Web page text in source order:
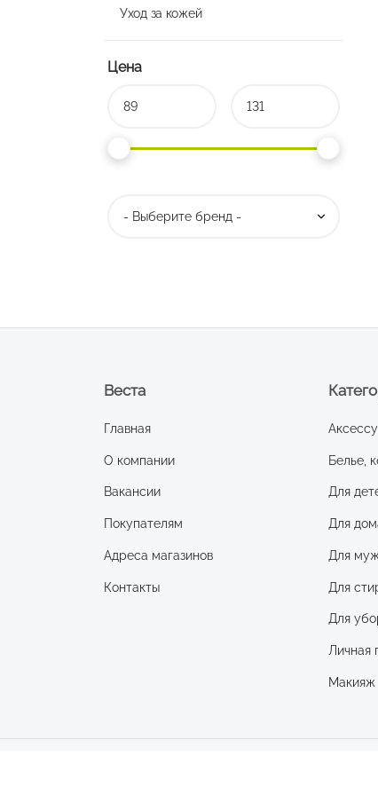
Уход за кожей
Цена
Белье,
Для
Для
Для
Для
Для
Личная
Макияж
Веста
Главная
О компании
Вакансии
Покупателям
Адреса магазинов
Контакты